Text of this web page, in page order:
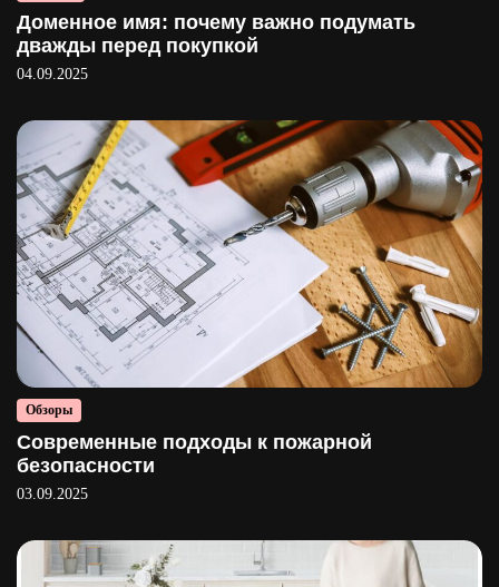
Доменное имя: почему важно подумать
дважды перед покупкой
04.09.2025
Обзоры
Современные подходы к пожарной
безопасности
03.09.2025